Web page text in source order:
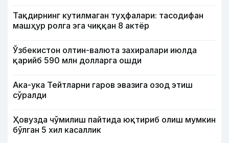
Тақдирнинг кутилмаган туҳфалари: тасодифан
машҳур ролга эга чиққан 8 актёр
Ўзбекистон олтин-валюта захиралари июлда
қарийб 590 млн долларга ошди
Ака-ука Тейтларни гаров эвазига озод этиш
сўралди
Ҳовузда чўмилиш пайтида юқтириб олиш мумкин
бўлган 5 хил касаллик